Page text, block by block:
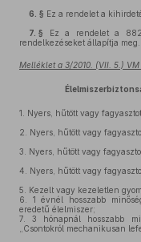
6. § Ez a rendelet a
7. § Ez a rendelet a 882/
rendelkezéseket állapítja meg.
Melléklet a 3/2010. (VII. 5.)
1.
Nyers, hűtött vagy
2.
Nyers, hűtött vagy
3.
Nyers, hűtött vagy
4.
Nyers, hűtött vagy
5.
Kezelt vagy kezeletlen
6. 1 évnél hosszabb
eredetű élelmiszer;
7. 3 hónapnál hosszabb
„Csontokról mechanikusan